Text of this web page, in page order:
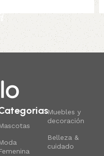
Muebles y
decoración
Belleza &
cuidado